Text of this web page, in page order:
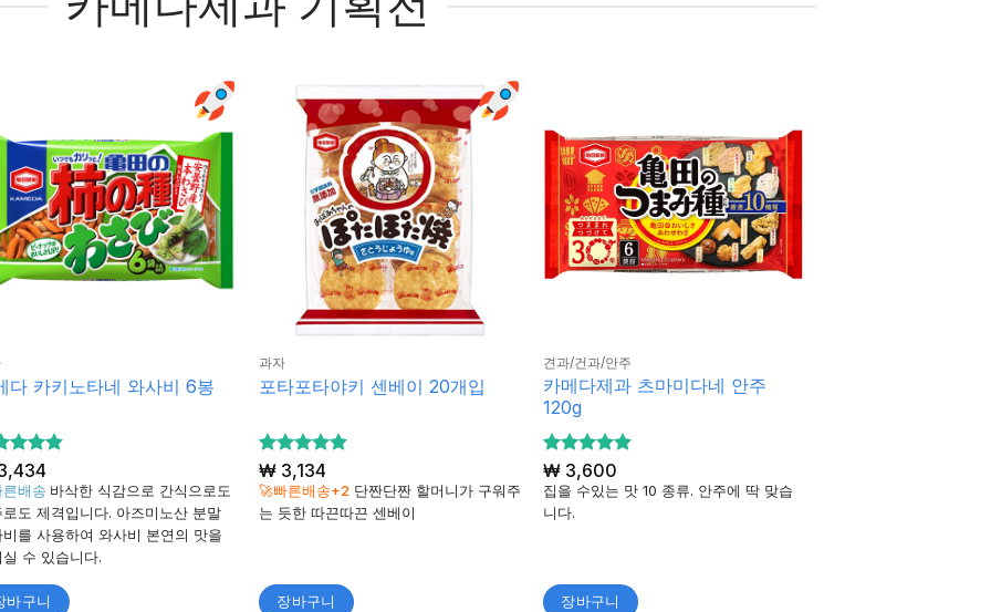
다 카키노타네 와사비 6봉
에서
로 평
배송 바삭한 식감으로 간식으로도
로도 제격입니다. 아즈미노산 분말
비를 사용하여 와사비 본연의 맛을
수 있습니다.
바구니
과자
포타포타야키 센베이 20개입
5 중에서
4.81로 평
가됨
₩3,134
🚀빠른배송+2단짠단짠 할머니가 구워주
는 듯한 따끈따끈 센베이
장바구니
견과/건과/안주
카메다제과 츠마미다네 안주
120g
5 중에서
4.9로 평가
됨
₩3,600
집을 수있는 맛 10 종류. 안주에 딱 맞습
니다.
장바구니